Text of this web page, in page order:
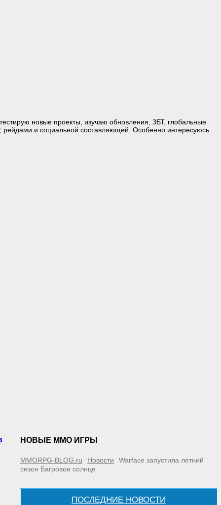
новые проекты, изучаю обновления, ЗБТ, глобальные
и социальной составляющей. Особенно интересуюсь
НОВЫЕ MMO ИГРЫ
MMORPG-BLOG.ru Новости
Warface запустила летний
сезон Багровое солнце
ПОСЛЕДНИЕ НОВОСТИ